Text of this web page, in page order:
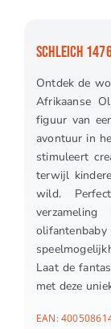
SCHLEICH
Ontdek de
Afrikaanse
figuur van
avontuur in
stimuleert
terwijl
wild.
Laat de
met deze
EAN: